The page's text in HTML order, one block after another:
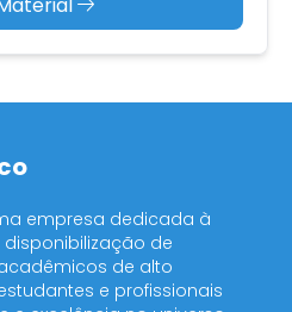
empresa dedicada à
de
de alto
e profissionais